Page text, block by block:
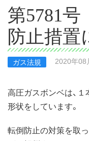
第5781
防止措置
ガス法規 2020年08
高圧ガスボンベは、
形状をしています。
転倒防止の対策を取